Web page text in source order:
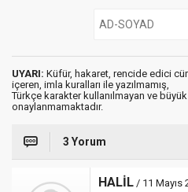
UYARI: Küfür, hakaret, rencide edici
içeren, imla kuralları ile yazılmamış,
Türkçe karakter kullanılmayan ve
onaylanmamaktadır.
3 Yorum
HALİL / 11 Mayıs